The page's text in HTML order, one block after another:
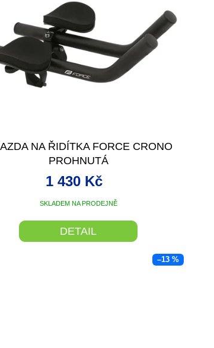
NA ŘIDÍTKA FORCE CRONO
PROHNUTÁ
SKLADEM NA PRODEJNĚ
1 430 Kč
DETAIL
–13 %